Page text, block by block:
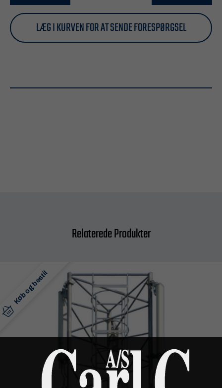
LÆG I KURVEN FOR AT SENDE FORESPØRGSEL
Relaterede Produkter
Køb og bestil